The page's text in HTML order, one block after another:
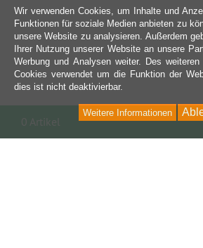
Wir verwenden Cookies, um Inhalte und
Funktionen für soziale Medien anbieten zu
unsere Website zu analysieren. Außerdem
Ihrer Nutzung unserer Website an unsere
Werbung und Analysen weiter. Des
Cookies verwendet um die Funktion der
dies ist nicht deaktivierbar.
Weitere Informationen